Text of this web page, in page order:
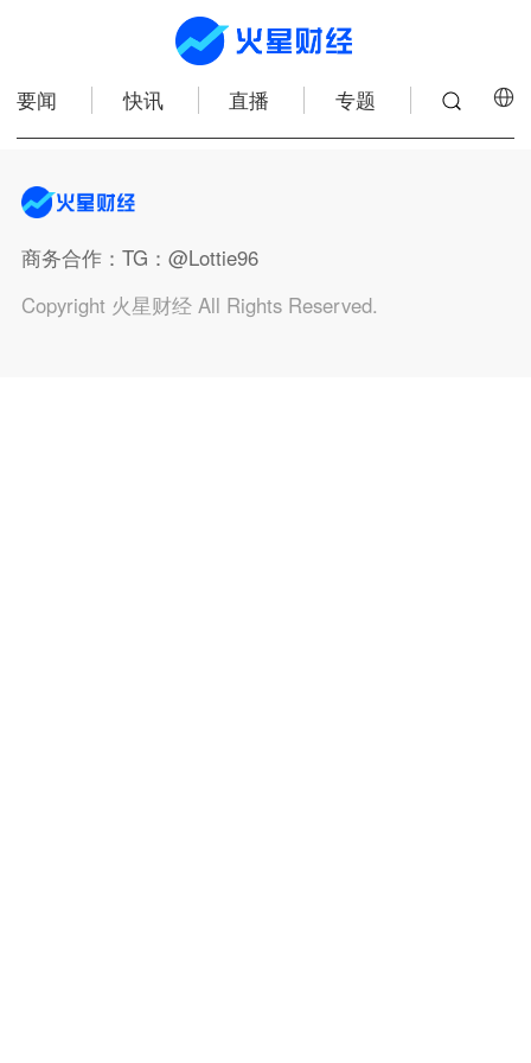
要闻 快讯 直播 专题
商务合作：TG：@Lottie96
Copyright 火星财经 All Rights Reserved.